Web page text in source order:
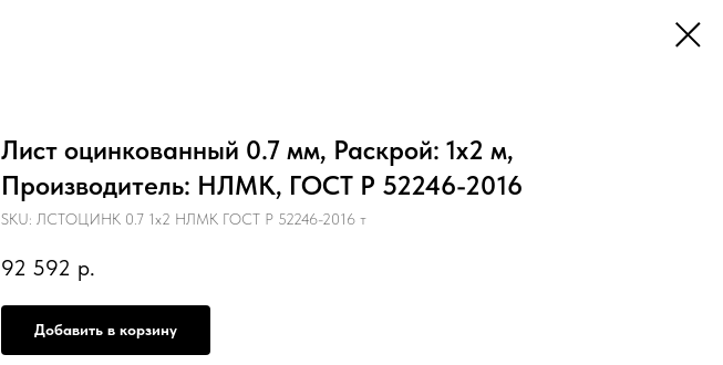
Лист оцинкованный 0.7 мм, Раскрой: 1х2 м,
Производитель: НЛМК, ГОСТ Р 52246-2016
SKU: ЛСТОЦИНК 0.7 1х2 НЛМК ГОСТ Р 52246-2016 т
92 592 р.
Добавить в корзину